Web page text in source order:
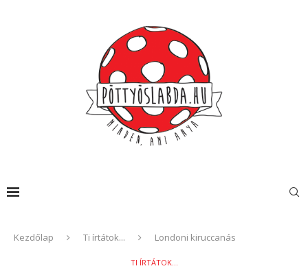
Kezdőlap Ti írtátok... Londoni kiruccanás
TI ÍRTÁTOK...